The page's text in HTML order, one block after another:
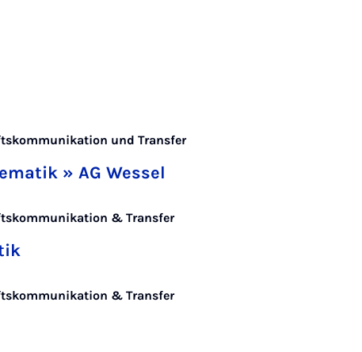
und Transfer
» AG Wessel
& Transfer
& Transfer